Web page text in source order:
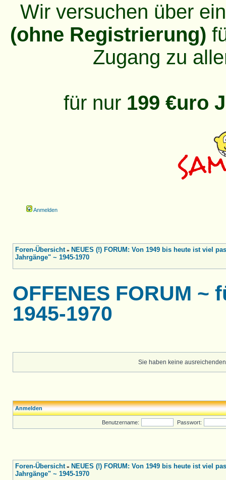
Wir versuchen über
(ohne Registrierung)
Zugang zu
für nur 199 €uro
Anmelden
Foren-Übersicht» NEUES (!) FORUM: Von 1949 bis heute ist viel
Jahrgänge" ~ 1945-1970
OFFENES FORUM
1945-1970
Sie haben keine
Anmelden
Benutzername: Passwort:
Foren-Übersicht» NEUES (!) FORUM: Von 1949 bis heute ist viel
Jahrgänge" ~ 1945-1970